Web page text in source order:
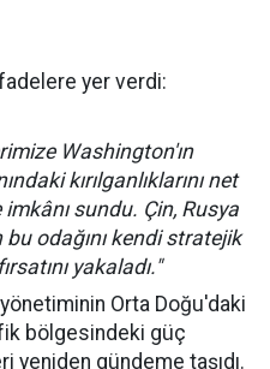
yer verdi:
Washington'ın
kırılganlıklarını net
sundu. Çin, Rusya
bu odağını kendi stratejik
yakaladı."
yönetiminin Orta Doğu'daki
bölgesindeki güç
yeniden gündeme taşıdı.